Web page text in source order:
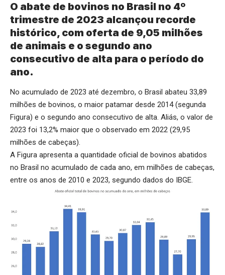
O abate de bovinos no Brasil no 4º
trimestre de 2023 alcançou recorde
histórico, com oferta de 9,05 milhões
de animais e o segundo ano
consecutivo de alta para o período do
ano.
No acumulado de 2023 até dezembro, o Brasil abateu 33,89
milhões de bovinos, o maior patamar desde 2014 (segunda
Figura) e o segundo ano consecutivo de alta. Aliás, o valor de
2023 foi 13,2% maior que o observado em 2022 (29,95
milhões de cabeças).
A Figura apresenta a quantidade oficial de bovinos abatidos
no Brasil no acumulado de cada ano, em milhões de cabeças,
entre os anos de 2010 e 2023, segundo dados do IBGE.